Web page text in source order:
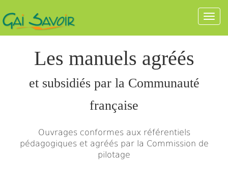
Sciences
Les manuels agréés
et subsidiés par la Communauté
française
Ouvrages conformes aux référentiels
pédagogiques et agréés par la Commission de
pilotage